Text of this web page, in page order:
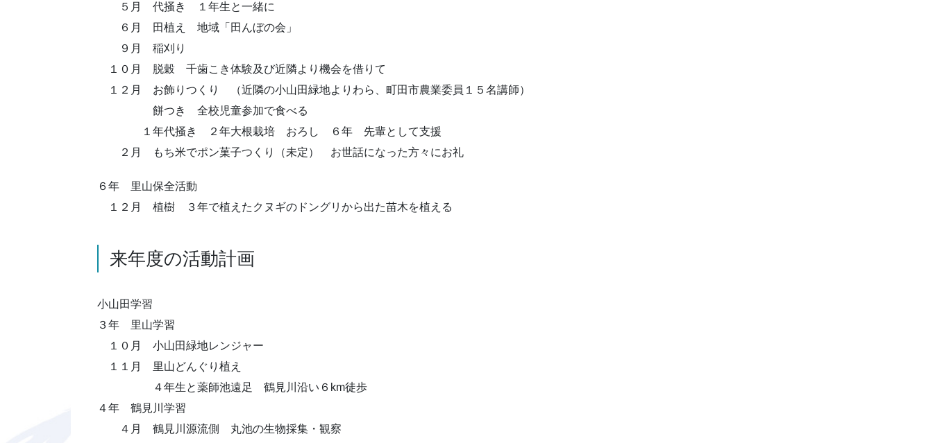
５月 代掻き １年生と一緒に
６月 田植え 地域「田んぼの会」
９月 稲刈り
１０月 脱穀 千歯こき体験及び近隣より機会を借りて
１２月 お飾りつくり （近隣の小山田緑地よりわら、町田市農業委員１５名講師）
餅つき 全校児童参加で食べる
１年代掻き ２年大根栽培 おろし ６年 先輩として支援
２月 もち米でポン菓子つくり（未定） お世話になった方々にお礼
６年 里山保全活動
１２月 植樹 ３年で植えたクヌギのドングリから出た苗木を植える
来年度の活動計画
小山田学習
３年 里山学習
１０月 小山田緑地レンジャー
１１月 里山どんぐり植え
４年生と薬師池遠足 鶴見川沿い６km徒歩
４年 鶴見川学習
４月 鶴見川源流側 丸池の生物採集・観察